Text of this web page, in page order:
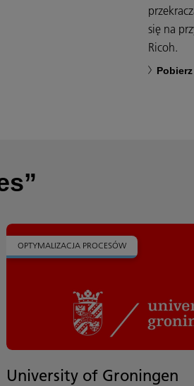
się na
Ricoh.
OPTYMALIZACJA PROCESÓW
University of Groningen